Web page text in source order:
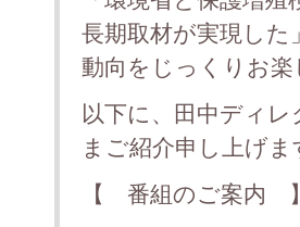
長期取材が実現し
動向をじっくりお楽
以下に、田中ディ
まご紹介申し上げま
【 番組のご案内 】